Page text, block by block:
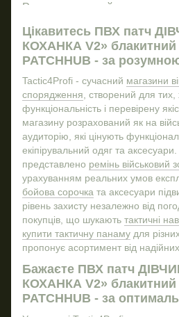
Рюкзак тактичний зсу
Ремені військові
Група крові шеврон
Куртка бушлат
Кросівки тактичні військові
Тактичні шкарпетки зсу
Військові панами
Ручка тактична
Стікери купити
Купити берці тактичні
Купити військові тактичні
Блокноти купити
Напашний підсумок
Бойова сорочка купити
Мультітули
Цікавитесь ПВХ патч
КОХАНКА V2»
PATCHHUB - за
Tactic4Profi - сучасний магазини
спорядження , створений для тих,
функціональність і перевірену
магазину розрахований як на
аудиторію, які цінують
екіпірувальний одяг та аксесуари.
представлено ремінь військовий
урахуванням реальних умов
бойова сорочка та аксесуари
рівень захисту незалежно від
покупців, що шукають тактичні
купити тактичну панаму для
пропонує асортимент від
Бажаєте ПВХ патч
КОХАНКА V2»
PATCHHUB - за